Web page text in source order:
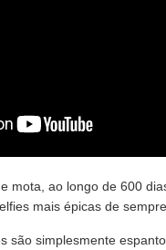
mota, ao longo de 600
mais épicas de sempre.
são simplesmente